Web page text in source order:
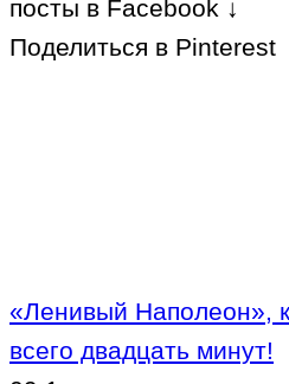
посты в Facebook ↓
Поделиться в Pinterest
«Ленивый Наполеон»,
всего двадцать минут!